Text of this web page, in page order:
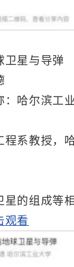
卫星与导弹
：哈尔滨工
程系教授，
的组成等
观看